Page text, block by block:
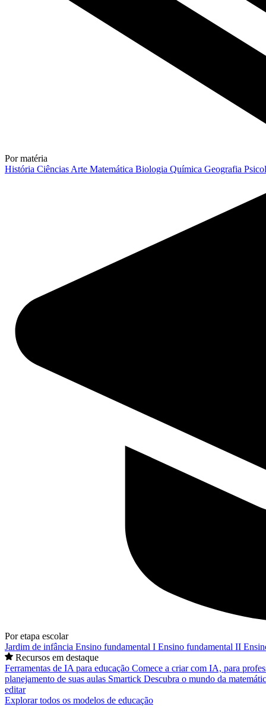
Por matéria
História Ciências Arte Matemática Biologia Química Geografia
Por etapa escolar
Jardim de infância Ensino fundamental I Ensino fundamental II
Recursos em destaque
Ferramentas de IA para educação Comece a criar com IA, para
planejamento de suas aulas Smartick Descubra o mundo da
editar
Explorar todos os modelos de educação